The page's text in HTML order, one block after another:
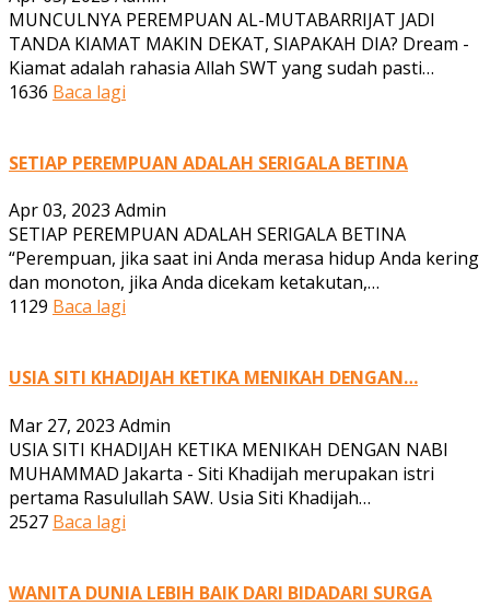
MUNCULNYA PEREMPUAN AL-MUTABARRIJAT JADI
TANDA KIAMAT MAKIN DEKAT, SIAPAKAH DIA? Dream -
Kiamat adalah rahasia Allah SWT yang sudah pasti…
1636 Baca lagi
SETIAP PEREMPUAN ADALAH SERIGALA BETINA
Apr 03, 2023 Admin
SETIAP PEREMPUAN ADALAH SERIGALA BETINA
“Perempuan, jika saat ini Anda merasa hidup Anda kering
dan monoton, jika Anda dicekam ketakutan,…
1129 Baca lagi
USIA SITI KHADIJAH KETIKA MENIKAH DENGAN…
Mar 27, 2023 Admin
USIA SITI KHADIJAH KETIKA MENIKAH DENGAN NABI
MUHAMMAD Jakarta - Siti Khadijah merupakan istri
pertama Rasulullah SAW. Usia Siti Khadijah…
2527 Baca lagi
WANITA DUNIA LEBIH BAIK DARI BIDADARI SURGA